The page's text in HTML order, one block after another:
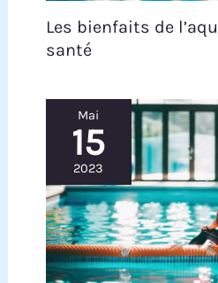
Les bienfaits de
santé
Mai
15
2023